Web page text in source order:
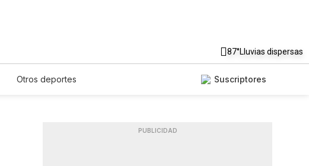
87°Lluvias dispersas
Otros deportes Suscriptores
PUBLICIDAD